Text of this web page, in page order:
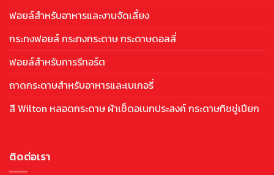
ฟอยล์สำหรับอาหารและงานจัดเลี้ยง
กระทงฟอยล์ กระทงกระดาษ กระดาษดอลลี่
ฟอยล์สำหรับการรีทอร์ต
ถาดกระดาษสำหรับอาหารและเบเกอรี่
สี Wilton หลอดกระดาษ ผ้าเช็ดอเนกประสงค์ กระดาษทิชชู่เปียก
ติดต่อเรา